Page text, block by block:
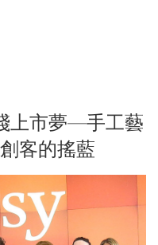
上市夢—手工藝
客的搖藍